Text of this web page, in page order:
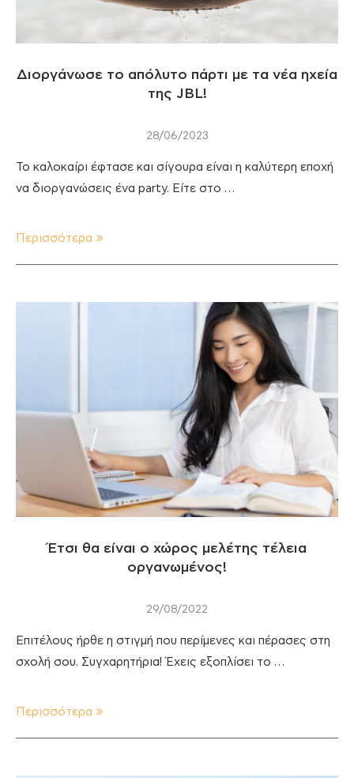
Διοργάνωσε το απόλυτο πάρτι με τα νέα ηχεία
της JBL!
28/06/2023
Το καλοκαίρι έφτασε και σίγουρα είναι η καλύτερη εποχή
να διοργανώσεις ένα party. Είτε στο …
Περισσότερα
Έτσι θα είναι ο χώρος μελέτης τέλεια
οργανωμένος!
29/08/2022
Επιτέλους ήρθε η στιγμή που περίμενες και πέρασες στη
σχολή σου. Συγχαρητήρια! Έχεις εξοπλίσει το …
Περισσότερα